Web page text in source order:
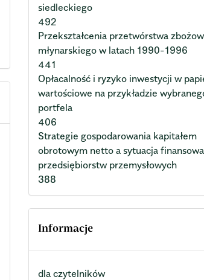
siedleckiego
492
Przekształcenia przetwórstwa
młynarskiego w latach 1990-1996
441
Opłacalność i ryzyko inwestycji w
wartościowe na przykładzie
portfela
406
Strategie gospodarowania kapitałem
obrotowym netto a sytuacja finansowa
przedsiębiorstw przemysłowych
388
Informacje
dla czytelników